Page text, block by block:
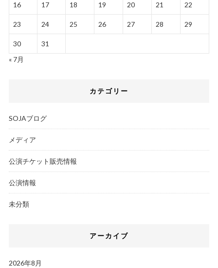
16 17 18 19 20 21 22
23 24 25 26 27 28 29
30
31
« 7月
カテゴリー
SOJAブログ
メディア
公演チケット販売情報
公演情報
未分類
アーカイブ
2026年8月